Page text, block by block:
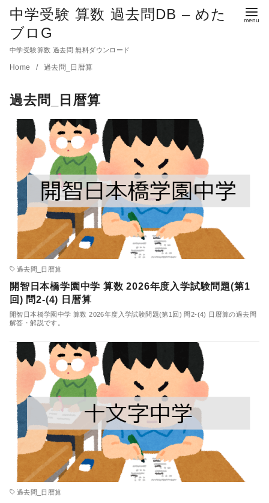
中学受験 算数 過去問DB – めた
ブロG
中学受験算数 過去問 無料ダウンロード
Home 過去問_日暦算
過去問_日暦算
過去問_日暦算
開智日本橋学園中学 算数 2026年度入学試験問題(第1
回) 問2-(4) 日暦算
開智日本橋学園中学 算数 2026年度入学試験問題(第1回) 問2-(4) 日暦算の過去問
解答・解説です。
過去問_日暦算